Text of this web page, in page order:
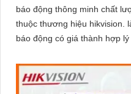
báo động thông minh chất
thuộc thương hiệu hikvision.
báo động có giá thành hợp